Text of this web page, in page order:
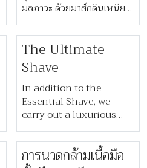
and advanced massage
techniques. A deeply
relaxing scalp massage
will leave you feeling
entirely at peace.
มลภาวะ ด้วยมาส์กดินเหนียว
ที่อุดมด้วยแร่ธาตุ และตามด้วย
การนวดหนังศีรษะ​
The Ultimate
Shave
In addition to the
Essential Shave, we
carry out a luxurious
scalp massage. By
massaging the neck and
shoulders with hot
​​การนวดกล้ามเนื้อมือ